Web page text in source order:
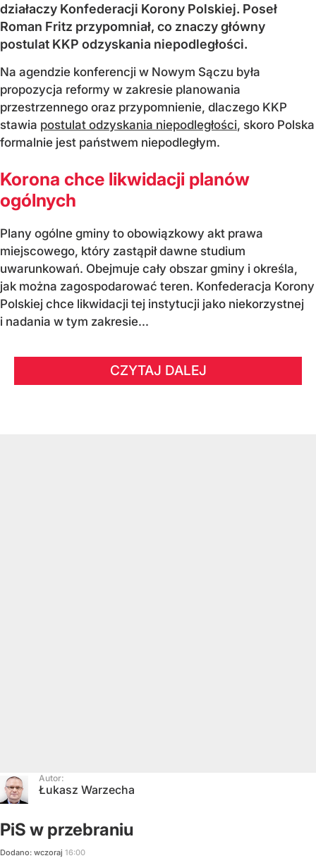
działaczy Konfederacji Korony Polskiej. Poseł
Roman Fritz przypomniał, co znaczy główny
postulat KKP odzyskania niepodległości.
Na agendzie konferencji w Nowym Sączu była
propozycja reformy w zakresie planowania
przestrzennego oraz przypomnienie, dlaczego KKP
stawia postulat odzyskania niepodległości, skoro Polska
formalnie jest państwem niepodległym.
Korona chce likwidacji planów
ogólnych
Plany ogólne gminy to obowiązkowy akt prawa
miejscowego, który zastąpił dawne studium
uwarunkowań. Obejmuje cały obszar gminy i określa,
jak można zagospodarować teren. Konfederacja Korony
Polskiej chce likwidacji tej instytucji jako niekorzystnej
i nadania w tym zakresie...
CZYTAJ DALEJ
Autor:
Łukasz Warzecha
PiS w przebraniu
Dodano: wczoraj 16:00